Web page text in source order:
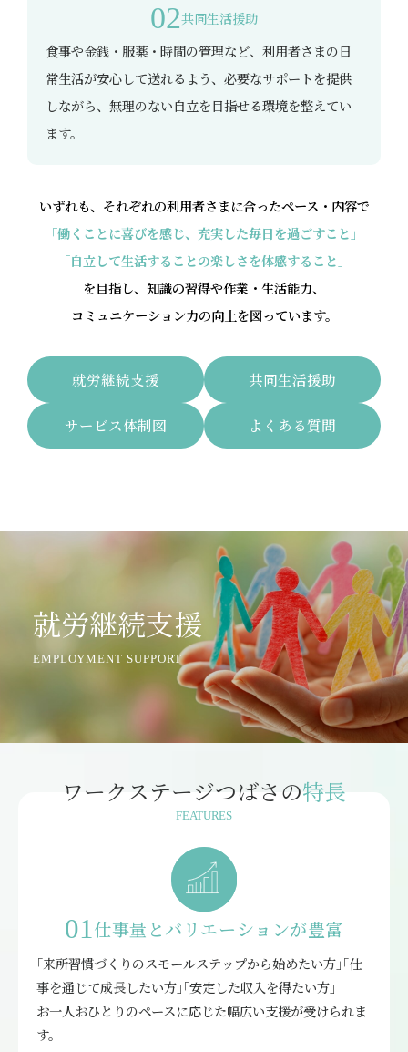
02共同生活援助
食事や金銭・服薬・時間の管理など、利用者さまの日
常生活が安心して送れるよう、必要なサポートを提供
しながら、無理のない自立を目指せる環境を整えてい
ます。
いずれも、それぞれの利用者さまに合ったペース・内容で
「働くことに喜びを感じ、充実した毎日を過ごすこと」
「自立して生活することの楽しさを体感すること」
を目指し、知識の習得や作業・生活能力、
コミュニケーション力の向上を図っています。
就労継続支援 共同生活援助
サービス体制図 よくある質問
就労継続支援
EMPLOYMENT SUPPORT
ワークステージつばさの特長
FEATURES
01仕事量とバリエーションが豊富
｢来所習慣づくりのスモールステップから始めたい方｣｢仕
事を通じて成長したい方｣｢安定した収入を得たい方｣
お一人おひとりのペースに応じた幅広い支援が受けられま
す。